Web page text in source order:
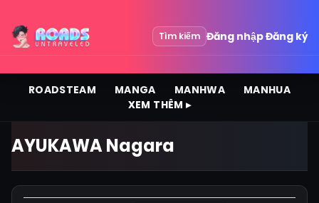
Tìm kiếm Đăng nhậpĐăng ký
ROADSTEAM MANGA MANHWA
MANHUA
XEM THÊM ▸
AYUKAWA Nagara